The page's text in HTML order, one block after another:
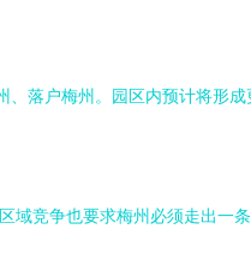
落户梅州。园区内预计将形成
域竞争也要求梅州必须走出一